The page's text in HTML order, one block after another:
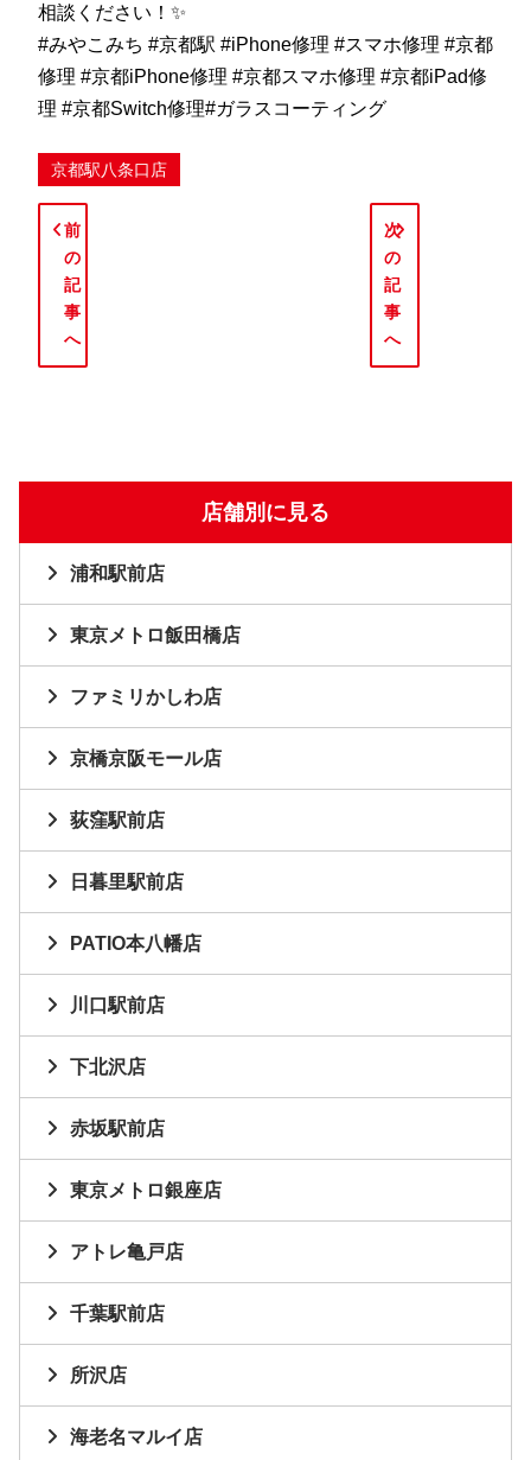
相談ください！✨
#みやこみち #京都駅 #iPhone修理 #スマホ修理 #京都
修理 #京都iPhone修理 #京都スマホ修理 #京都iPad修
理 #京都Switch修理#ガラスコーティング
京都駅八条口店
前
の
記
事
へ
次
の
記
事
へ
店舗別に見る
浦和駅前店
東京メトロ飯田橋店
ファミリかしわ店
京橋京阪モール店
荻窪駅前店
日暮里駅前店
PATIO本八幡店
川口駅前店
下北沢店
赤坂駅前店
東京メトロ銀座店
アトレ亀戸店
千葉駅前店
所沢店
海老名マルイ店